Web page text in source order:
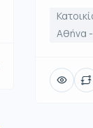
Αθήνα